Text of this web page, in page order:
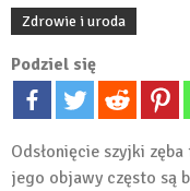
Zdrowie i uroda
Podziel się
Odsłonięcie szyjki
jego objawy często są